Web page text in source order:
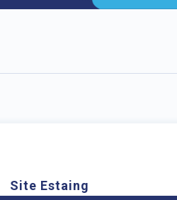
Site Estaing